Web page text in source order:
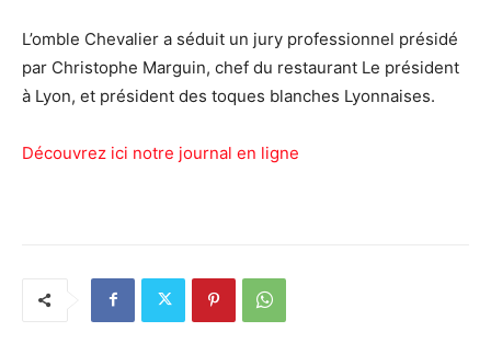
L’omble Chevalier a séduit un jury professionnel présidé
par Christophe Marguin, chef du restaurant Le président
à Lyon, et président des toques blanches Lyonnaises.
Découvrez ici notre journal en ligne